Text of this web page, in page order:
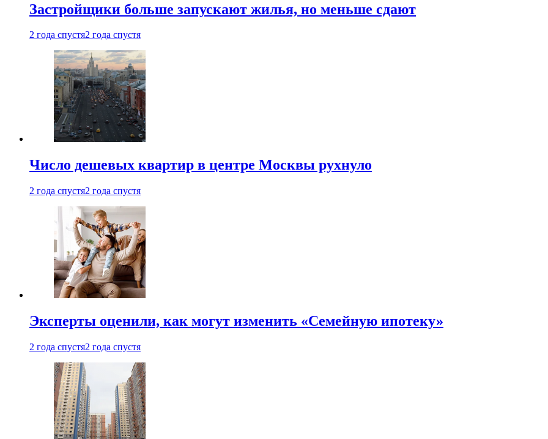
Застройщики больше запускают жилья, но меньше сдают
2 года спустя2 года спустя
Число дешевых квартир в центре Москвы рухнуло
2 года спустя2 года спустя
Эксперты оценили, как могут изменить «Семейную ипотеку»
2 года спустя2 года спустя